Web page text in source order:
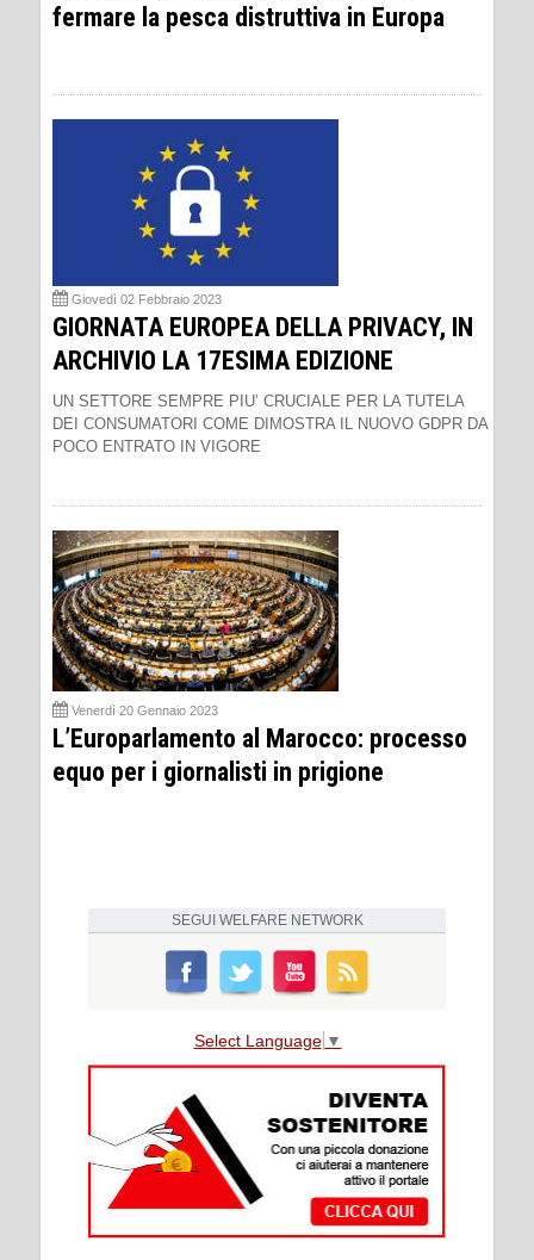
fermare la pesca distruttiva in Europa
Giovedì 02 Febbraio 2023
GIORNATA EUROPEA DELLA PRIVACY, IN
ARCHIVIO LA 17ESIMA EDIZIONE
UN SETTORE SEMPRE PIU’ CRUCIALE PER LA TUTELA
DEI CONSUMATORI COME DIMOSTRA IL NUOVO GDPR DA
POCO ENTRATO IN VIGORE
Venerdì 20 Gennaio 2023
L’Europarlamento al Marocco: processo
equo per i giornalisti in prigione
SEGUI WELFARE NETWORK
Select Language ▼